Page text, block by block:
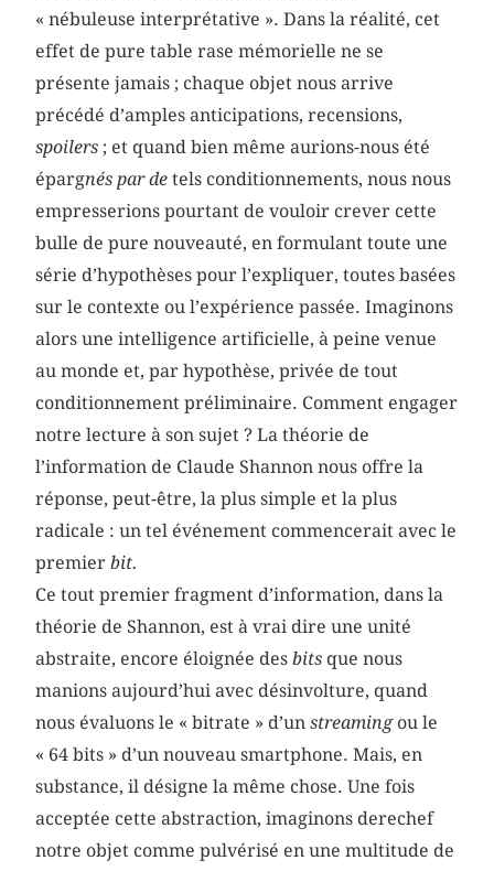
« nébuleuse interprétative ». Dans la réalité, cet
effet de pure table rase mémorielle ne se
présente jamais ; chaque objet nous arrive
précédé d’amples anticipations, recensions,
spoilers ; et quand bien même aurions-nous été
épargnés par detels conditionnements, nous nous
empresserions pourtant de vouloir crever cette
bulle de pure nouveauté, en formulant toute une
série d’hypothèses pour l’expliquer, toutes basées
sur le contexte ou l’expérience passée. Imaginons
alors une intelligence artificielle, à peine venue
au monde et, par hypothèse, privée de tout
conditionnement préliminaire. Comment engager
notre lecture à son sujet ? La théorie de
l’information de Claude Shannon nous offre la
réponse, peut-être, la plus simple et la plus
radicale : un tel événement commencerait avec le
premierbit.
Ce tout premier fragment d’information, dans la
théorie de Shannon, est à vrai dire une unité
abstraite, encore éloignée desbits que nous
manions aujourd’hui avec désinvolture, quand
nous évaluons le « bitrate » d’unstreaming ou le
« 64 bits » d’un nouveau smartphone. Mais, en
substance, il désigne la même chose. Une fois
acceptée cette abstraction, imaginons derechef
notre objet comme pulvérisé en une multitude de